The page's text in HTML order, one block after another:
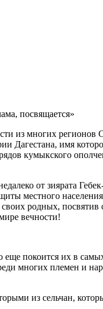
а, посвящается»
из многих регионов
имя
кумыкского
от зиярата
местного
родных,
вечности!
покоится их в
многих племен и
из сельчан,